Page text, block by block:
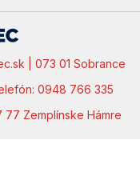
| 073 01 Sobrance
0948 766 335
77 Zemplínske Hámre